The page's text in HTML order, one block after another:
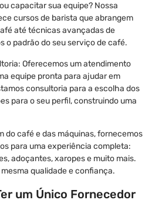
capacitar sua equipe? Nossa
cursos de barista que abrangem
até técnicas avançadas de
o padrão do seu serviço de café.
Oferecemos um atendimento
equipe pronta para ajudar em
consultoria para a escolha dos
para o seu perfil, construindo uma
do café e das máquinas, fornecemos
para uma experiência completa:
adoçantes, xaropes e muito mais.
qualidade e confiança.
um Único Fornecedor